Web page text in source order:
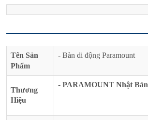
Tên Sản
Phẩm
- Bàn di động Paramount
Thương
Hiệu
-PARAMOUNT Nhật Bản